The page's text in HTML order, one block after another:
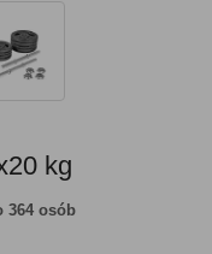
kg
364 osób